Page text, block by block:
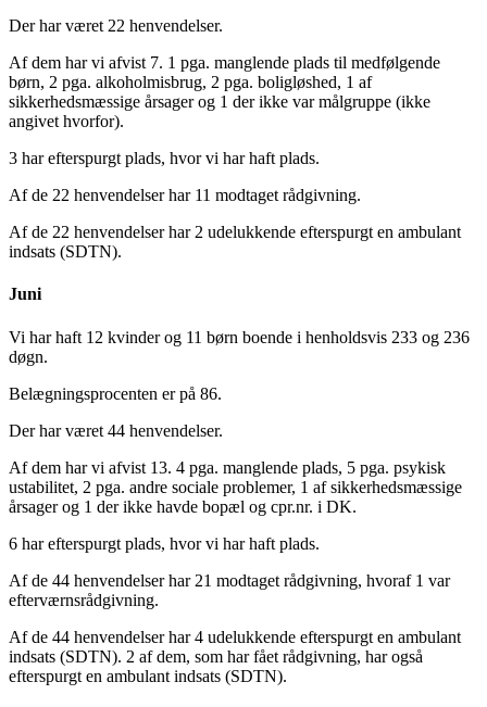
Der har været 22 henvendelser.
Af dem har vi afvist 7. 1 pga. manglende plads til medfølgende
børn, 2 pga. alkoholmisbrug, 2 pga. boligløshed, 1 af
sikkerhedsmæssige årsager og 1 der ikke var målgruppe (ikke
angivet hvorfor).
3 har efterspurgt plads, hvor vi har haft plads.
Af de 22 henvendelser har 11 modtaget rådgivning.
Af de 22 henvendelser har 2 udelukkende efterspurgt en ambulant
indsats (SDTN).
Juni
Vi har haft 12 kvinder og 11 børn boende i henholdsvis 233 og 236
døgn.
Belægningsprocenten er på 86.
Der har været 44 henvendelser.
Af dem har vi afvist 13. 4 pga. manglende plads, 5 pga. psykisk
ustabilitet, 2 pga. andre sociale problemer, 1 af sikkerhedsmæssige
årsager og 1 der ikke havde bopæl og cpr.nr. i DK.
6 har efterspurgt plads, hvor vi har haft plads.
Af de 44 henvendelser har 21 modtaget rådgivning, hvoraf 1 var
efterværnsrådgivning.
Af de 44 henvendelser har 4 udelukkende efterspurgt en ambulant
indsats (SDTN). 2 af dem, som har fået rådgivning, har også
efterspurgt en ambulant indsats (SDTN).